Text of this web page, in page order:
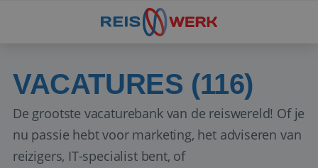
VACATURES (116)
De grootste vacaturebank van de reiswereld! Of je
nu passie hebt voor marketing, het adviseren van
reizigers, IT-specialist bent, of